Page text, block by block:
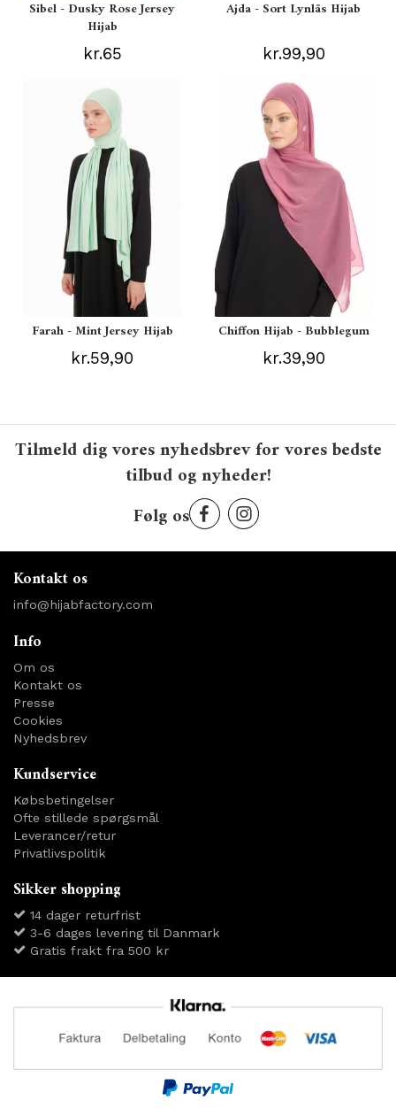
Sibel - Dusky Rose Jersey
Hijab
kr.65
Ajda - Sort Lynlås Hijab
kr.99,90
Farah - Mint Jersey Hijab
kr.59,90
Chiffon Hijab - Bubblegum
kr.39,90
Tilmeld dig vores nyhedsbrev for vores bedste
tilbud og nyheder!
Følg os
Kontakt os
info@hijabfactory.com
Info
Om os
Kontakt os
Presse
Cookies
Nyhedsbrev
Kundservice
Købsbetingelser
Ofte stillede spørgsmål
Leverancer/retur
Privatlivspolitik
Sikker shopping
14 dager returfrist
3-6 dages levering til Danmark
Gratis frakt fra 500 kr